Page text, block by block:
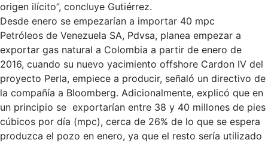
origen ilícito”, concluye Gutiérrez.
Desde enero se empezarían a importar 40 mpc
Petróleos de Venezuela SA, Pdvsa, planea empezar a
exportar gas natural a Colombia a partir de enero de
2016, cuando su nuevo yacimiento offshore Cardon IV del
proyecto Perla, empiece a producir, señaló un directivo de
la compañía a Bloomberg. Adicionalmente, explicó que en
un principio se exportarían entre 38 y 40 millones de pies
cúbicos por día (mpc), cerca de 26% de lo que se espera
produzca el pozo en enero, ya que el resto sería utilizado